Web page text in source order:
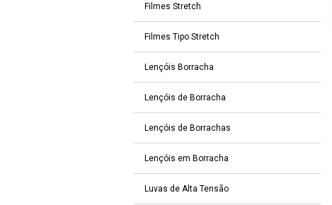
Filmes Stretch
Filmes Tipo Stretch
Lençóis Borracha
Lençóis de Borracha
Lençóis de Borrachas
Lençóis em Borracha
Luvas de Alta Tensão